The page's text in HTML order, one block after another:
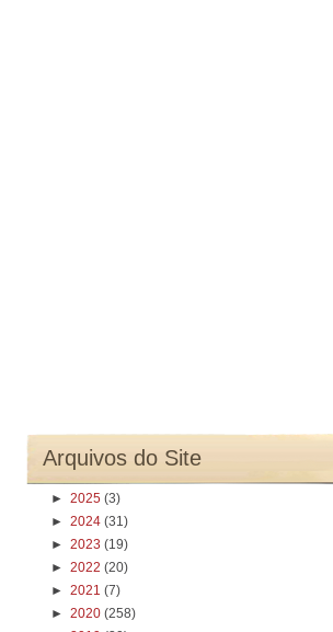
Arquivos do Site
► 2025 (3)
► 2024 (31)
► 2023 (19)
► 2022 (20)
► 2021 (7)
► 2020 (258)